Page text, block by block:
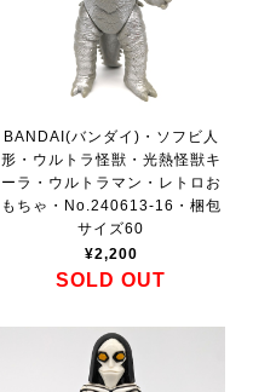
BANDAI(バンダイ)・ソフビ人
形・ウルトラ怪獣・光熱怪獣キ
ーラ・ウルトラマン・レトロお
もちゃ・No.240613-16・梱包
サイズ60
¥2,200
SOLD OUT